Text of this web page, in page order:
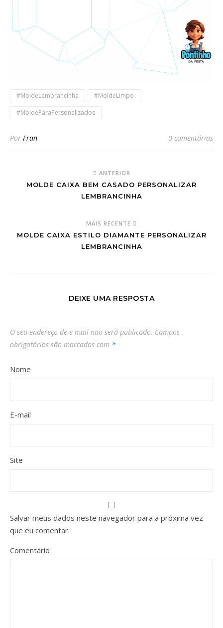
#MoldeLembrancinha
#MoldeLimpo
#MoldeParaPersonalizados
Por Fran 0 comentários
ANTERIOR
MOLDE CAIXA BEM CASADO PERSONALIZAR
LEMBRANCINHA
MAIS RECENTE
MOLDE CAIXA ESTILO DIAMANTE PERSONALIZAR
LEMBRANCINHA
DEIXE UMA RESPOSTA
O seu endereço de e-mail não será publicado. Campos
obrigatórios são marcados com *
Nome
E-mail
Site
Salvar meus dados neste navegador para a próxima vez
que eu comentar.
Comentário